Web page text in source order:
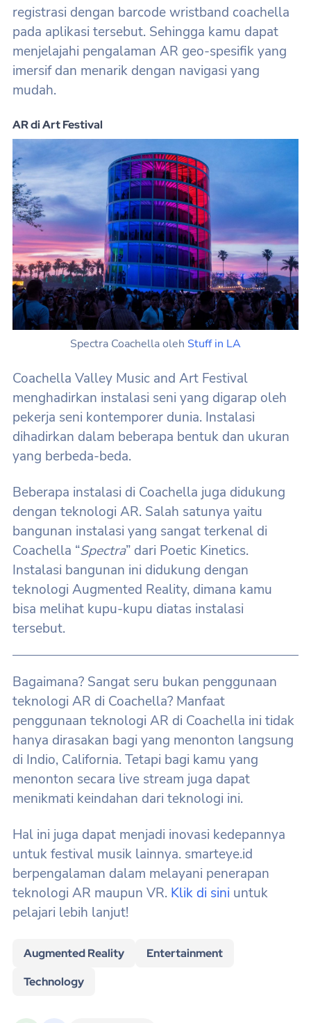
registrasi dengan barcode wristband coachella
pada aplikasi tersebut. Sehingga kamu dapat
menjelajahi pengalaman AR geo-spesifik yang
imersif dan menarik dengan navigasi yang
mudah.
AR di Art Festival
Spectra Coachella oleh Stuff in LA
Coachella Valley Music and Art Festival
menghadirkan instalasi seni yang digarap oleh
pekerja seni kontemporer dunia. Instalasi
dihadirkan dalam beberapa bentuk dan ukuran
yang berbeda-beda.
Beberapa instalasi di Coachella juga didukung
dengan teknologi AR. Salah satunya yaitu
bangunan instalasi yang sangat terkenal di
Coachella “Spectra” dari Poetic Kinetics.
Instalasi bangunan ini didukung dengan
teknologi Augmented Reality, dimana kamu
bisa melihat kupu-kupu diatas instalasi
tersebut.
Bagaimana? Sangat seru bukan penggunaan
teknologi AR di Coachella? Manfaat
penggunaan teknologi AR di Coachella ini tidak
hanya dirasakan bagi yang menonton langsung
di Indio, California. Tetapi bagi kamu yang
menonton secara live stream juga dapat
menikmati keindahan dari teknologi ini.
Hal ini juga dapat menjadi inovasi kedepannya
untuk festival musik lainnya. smarteye.id
berpengalaman dalam melayani penerapan
teknologi AR maupun VR. Klik di sini untuk
pelajari lebih lanjut!
Augmented Reality
Entertainment
Technology